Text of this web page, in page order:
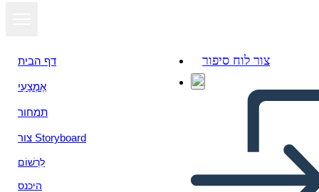
דף הבית
אֶמְצָעִי
תמחור
צור Storyboard
לִרְשׁוֹם
היכנס
צור לוח סיפור